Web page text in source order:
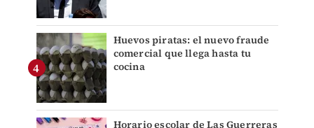
Huevos piratas: el nuevo fraude
comercial que llega hasta tu
cocina
Horario escolar de Las Guerreras